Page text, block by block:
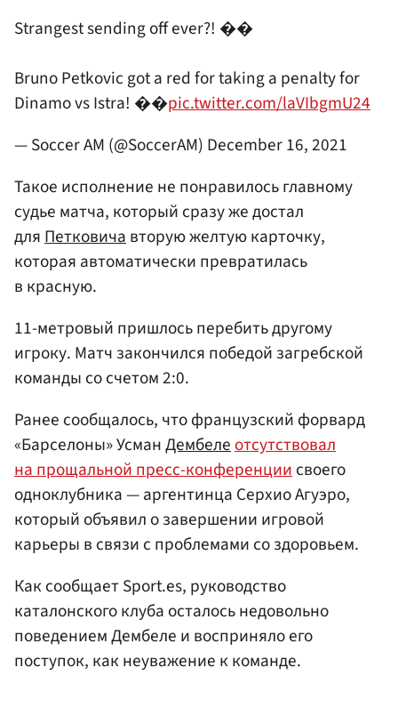
Strangest sending off ever?! ��
Bruno Petkovic got a red for taking a penalty for
Dinamo vs Istra! ��pic.twitter.com/laVIbgmU24
— Soccer AM (@SoccerAM) December 16, 2021
Такое исполнение не понравилось главному
судье матча, который сразу же достал
дляПетковичавторую желтую карточку,
которая автоматически превратилась
в красную.
11-метровый пришлось перебить другому
игроку. Матч закончился победой загребской
команды со счетом 2:0.
Ранее сообщалось, что французский форвард
«Барселоны» УсманДембелеотсутствовал
на прощальной пресс-конференциисвоего
одноклубника — аргентинца Серхио Агуэро,
который объявил о завершении игровой
карьеры в связи с проблемами со здоровьем.
Как сообщает Sport.es, руководство
каталонского клуба осталось недовольно
поведением Дембеле и восприняло его
поступок, как неуважение к команде.